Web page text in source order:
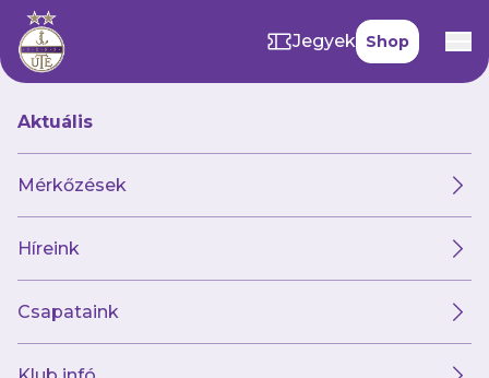
Jegyek Shop
Aktuális
Mérkőzések
Híreink
Csapataink